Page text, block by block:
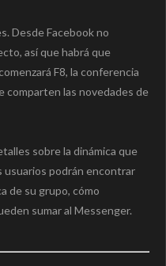
Desde Facebook no
así que habrá que
F8, la conferencia
comparten las novedades de
sobre la dinámica que
podrán encontrar
de su grupo, cómo
sumar al Messenger.